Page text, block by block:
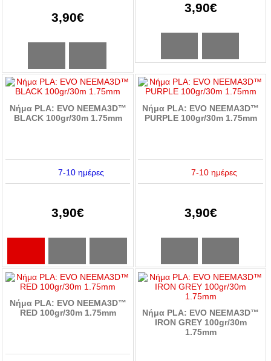
3,90€
3,90€
Νήμα PLA: EVO NEEMA3D™
BLACK 100gr/30m 1.75mm
7-10 ημέρες
3,90€
Νήμα PLA: EVO NEEMA3D™
PURPLE 100gr/30m 1.75mm
7-10 ημέρες
3,90€
Νήμα PLA: EVO NEEMA3D™
RED 100gr/30m 1.75mm
Νήμα PLA: EVO NEEMA3D™
IRON GREY 100gr/30m
1.75mm